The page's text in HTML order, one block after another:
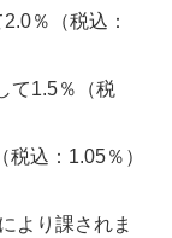
％（税込：
て1.5％（税
込：1.05％）
より課されま